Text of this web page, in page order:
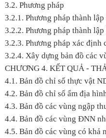
3.2. Phương pháp
3.2.1. Phương pháp thành
3.2.2. Phương pháp thành
3.2.3. Phương pháp xác định
3.2.4. Xây dựng bản đồ các
CHƯƠNG 4. KẾT QUẢ -
4.1. Bản đồ chỉ số thực vật
4.2. Bản đồ chỉ số ẩm địa
4.3. Bản đồ các vùng ngập
4.4. Bản đồ các vùng ĐNN
4.5. Bản đồ các vùng có khả